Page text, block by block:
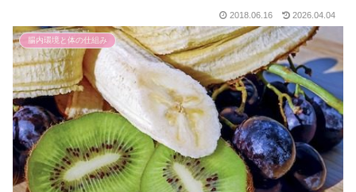
2018.06.16 2026.04.04
腸内環境と体の仕組み